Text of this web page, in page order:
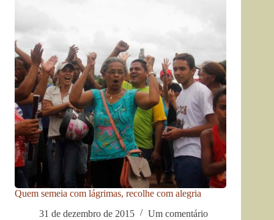
Quem semeia com lágrimas, recolhe com alegria
31 de dezembro de 2015
Um comentário